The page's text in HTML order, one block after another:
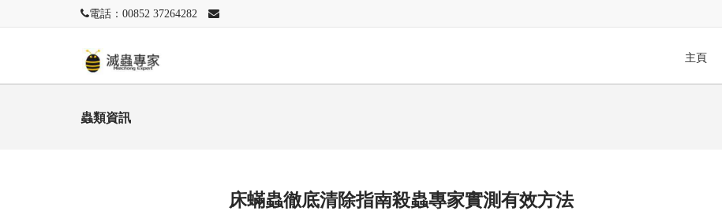
電話：00852 37264282
主頁
蟲類資訊
床蟎蟲徹底清除指南殺蟲專家實測有效方法